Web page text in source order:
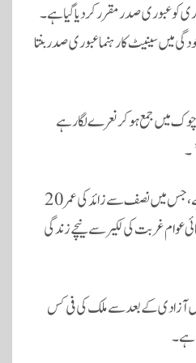
کو عبوری صدر مقرر کر دیا گیا ہے۔
میں سینیٹ کا رہنما عبوری صدر بنتا
میں جمع ہو کر نعرے لگا رہے
۔
ہے، جس میں نصف سے زائد کی عمر 20
عوام غربت کی لکیر سے نیچے زندگی
بینک کے مطابق، 1960 میں آزادی کے بعد سے ملک کی فی کس
ہے۔